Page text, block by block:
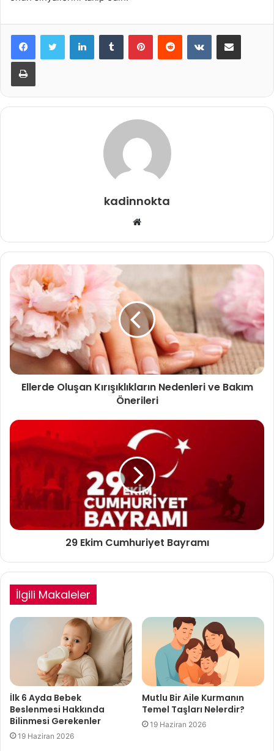
LinkedInTumblr PinterestReddit VKontakteE-Posta ile paylaş
Yazdır
kadinnokta
Web
Ellerde Oluşan Kırışıklıkların Nedenleri ve Bakım
Önerileri
29 Ekim Cumhuriyet Bayramı
İlgili Makaleler
İlk 6 Ayda Bebek
Beslenmesi Hakkında
Bilinmesi Gerekenler
19 Haziran 2026
Mutlu Bir Aile Kurmanın
Temel Taşları Nelerdir?
19 Haziran 2026